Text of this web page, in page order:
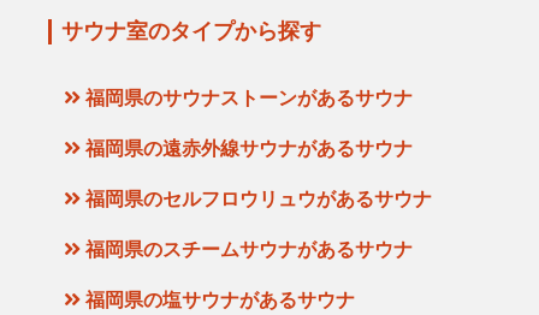
サウナ室のタイプから探す
福岡県のサウナストーンがあるサウナ
福岡県の遠赤外線サウナがあるサウナ
福岡県のセルフロウリュウがあるサウナ
福岡県のスチームサウナがあるサウナ
福岡県の塩サウナがあるサウナ